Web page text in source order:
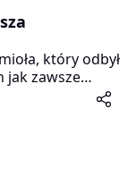
który odbył
jak zawsze
stałych